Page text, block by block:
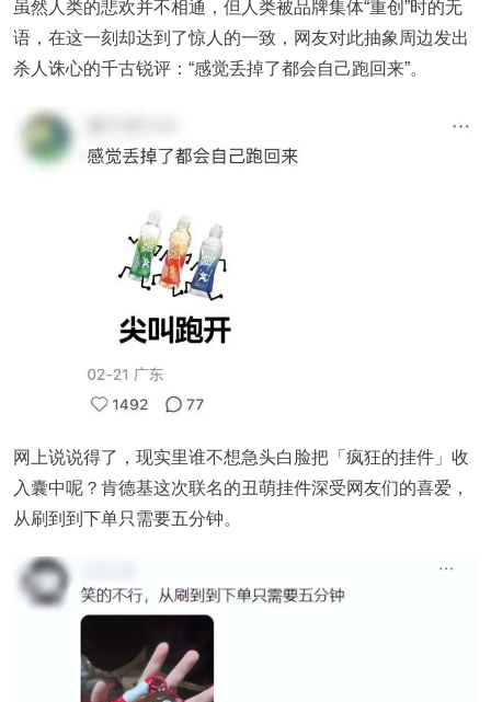
虽然人类的悲欢并不相通，但人类被品牌集体“重创”时的无
语，在这一刻却达到了惊人的一致，网友对此抽象周边发出
杀人诛心的千古锐评：“感觉丢掉了都会自己跑回来”。
网上说说得了，现实里谁不想急头白脸把「疯狂的挂件」收
入囊中呢？肯德基这次联名的丑萌挂件深受网友们的喜爱，
从刷到到下单只需要五分钟。